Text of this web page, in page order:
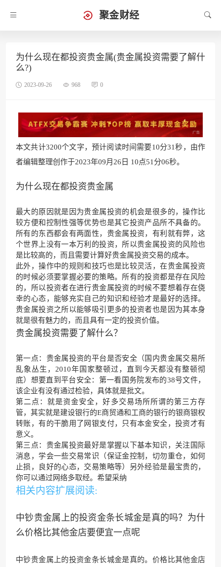
聚金财经
为什么现在都投资贵金属(贵金属投资需要了解什
么?)
2023-09-26 968 0
本文共计3200个文字，预计阅读时间需要10分31秒，由作
者编辑整理创作于2023年09月26日 10点51分06秒。
为什么现在都投资贵金属
最大的原因就是因为贵金属投资的机会是很多的，操作比
较方便和控制性强等优势也是其它投资产品所不具备的。
所有的东西都会有两面性，贵金属投资，有利就有弊，这
个世界上没有一本万利的投资，所以贵金属投资的风险也
是比较高的，而且需要计算好贵金属投资交易的成本。
此外，操作中的规则和技巧也是比较灵活，在贵金属投资
的时候必须要掌握必要的策略。所有的投资都是存在风险
的，所以投资者在进行贵金属投资的时候不要想着存在侥
幸的心态，能够充实自己的知识和经验才是最好的选择。
贵金属投资之所以能够吸引更多的投资者也是因为其本身
就是很有魅力的，而且具有一定的投资价值。
贵金属投资需要了解什么？
第一点：贵金属投资的平台是否安全（国内贵金属交易所
乱象丛生，2010年国家整顿过，直到今天都没有整顿彻
底）想要直到平台安全：第一看国务院发布的38号文件，
该企业有没有通过检验，具体就是批文。
第二点：就是资金安全，好多交易场所所谓的第三方存
管，其实就是建设银行的E商贸通和工商的银行的银商银权
转账，有的干脆用了网银支付，只有本金安全，投资才有
意义。
第三点：贵金属投资最好是掌握以下基本知识，关注国际
消息，学会一些交易常识（保证金控制，切勿重仓，如何
止损，良好的心态，交易策略等）另外经验是最宝贵的，
你可以通过网络多取经。希望采纳
相关内容扩展阅读:
中钞贵金属上的投资金条长城金是真的吗？为什
么价格比其他金店要便宜一点呢
中钞贵金属上的投资金条长城金是真的。价格比其他金店